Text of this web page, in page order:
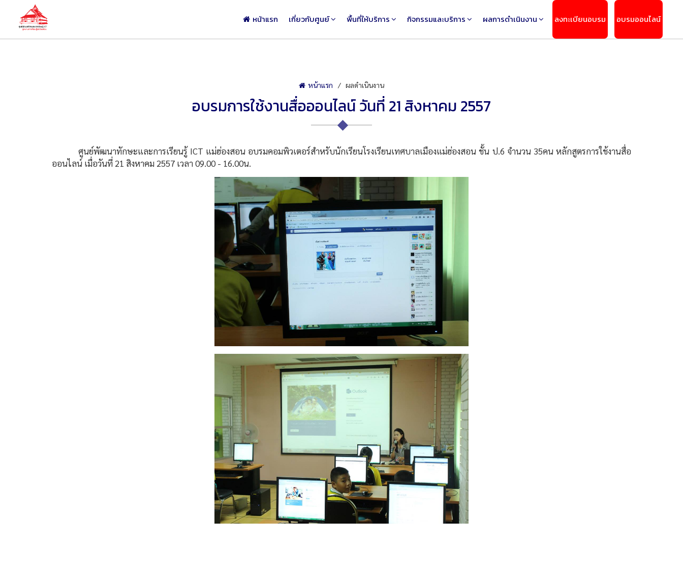
หน้าแรก เกี่ยวกับศูนย์ พื้นที่ให้บริการ กิจกรรมและบริการ ผลการดำเนินงาน ลงทะเบียนอบรม อบรมออนไลน์
หน้าแรก ผลดำเนินงาน
อบรมการใช้งานสื่อออนไลน์ วันที่ 21 สิงหาคม 2557
ศูนย์พัฒนาทักษะและการเรียนรู้ ICT แม่ฮ่องสอน อบรมคอมพิวเตอร์สำหรับนักเรียนโรงเรียนเทศบาลเมืองแม่ฮ่องสอน ชั้น ป.6 จำนวน 35คน หลักสูตรการใช้งานสื่อ
ออนไลน์ เมื่อวันที่ 21 สิงหาคม 2557 เวลา 09.00 - 16.00น.